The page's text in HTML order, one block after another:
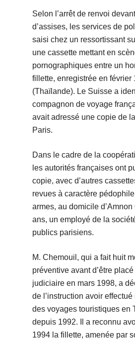
Selon l’arrêt de renvoi
d’assises, les services de
saisi chez un ressortissant
une cassette mettant en
pornographiques entre un
fillette, enregistrée en février
(Thaïlande). Le Suisse a
compagnon de voyage
avait adressé une copie de
Paris.
Dans le cadre de la
les autorités françaises ont
copie, avec d’autres
revues à caractère
armes, au domicile
ans, un employé de la
publics parisiens.
M. Chemouil, qui a fait huit
préventive avant d’être
judiciaire en mars 1998, a
de l’instruction avoir
des voyages touristiques en
depuis 1992. Il a reconnu
1994 la fillette, amenée par